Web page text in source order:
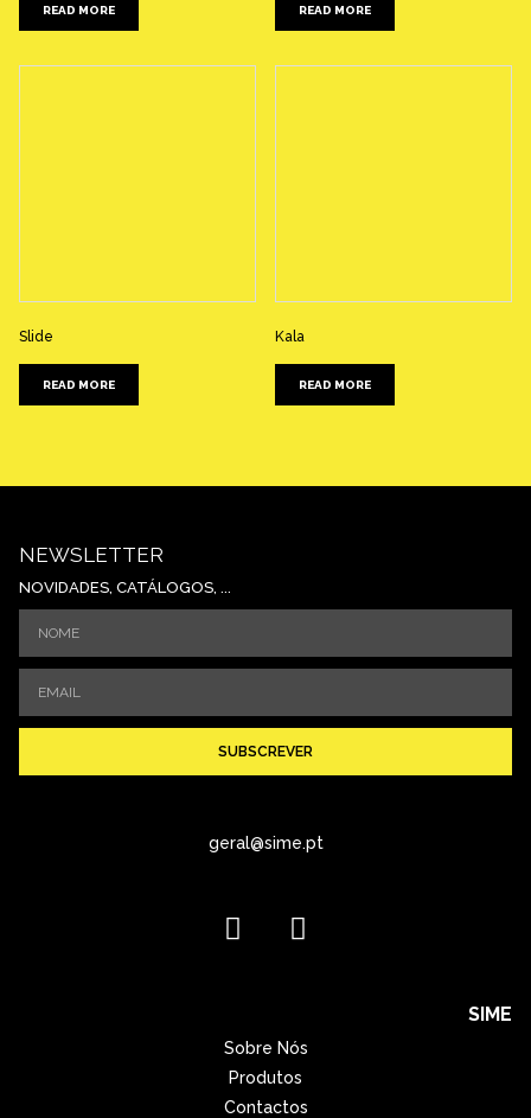
READ MORE READ MORE
Slide
READ MORE
Kala
READ MORE
NEWSLETTER
NOVIDADES, CATÁLOGOS, ...
SUBSCREVER
geral@sime.pt
SIME
Sobre Nós
Produtos
Contactos